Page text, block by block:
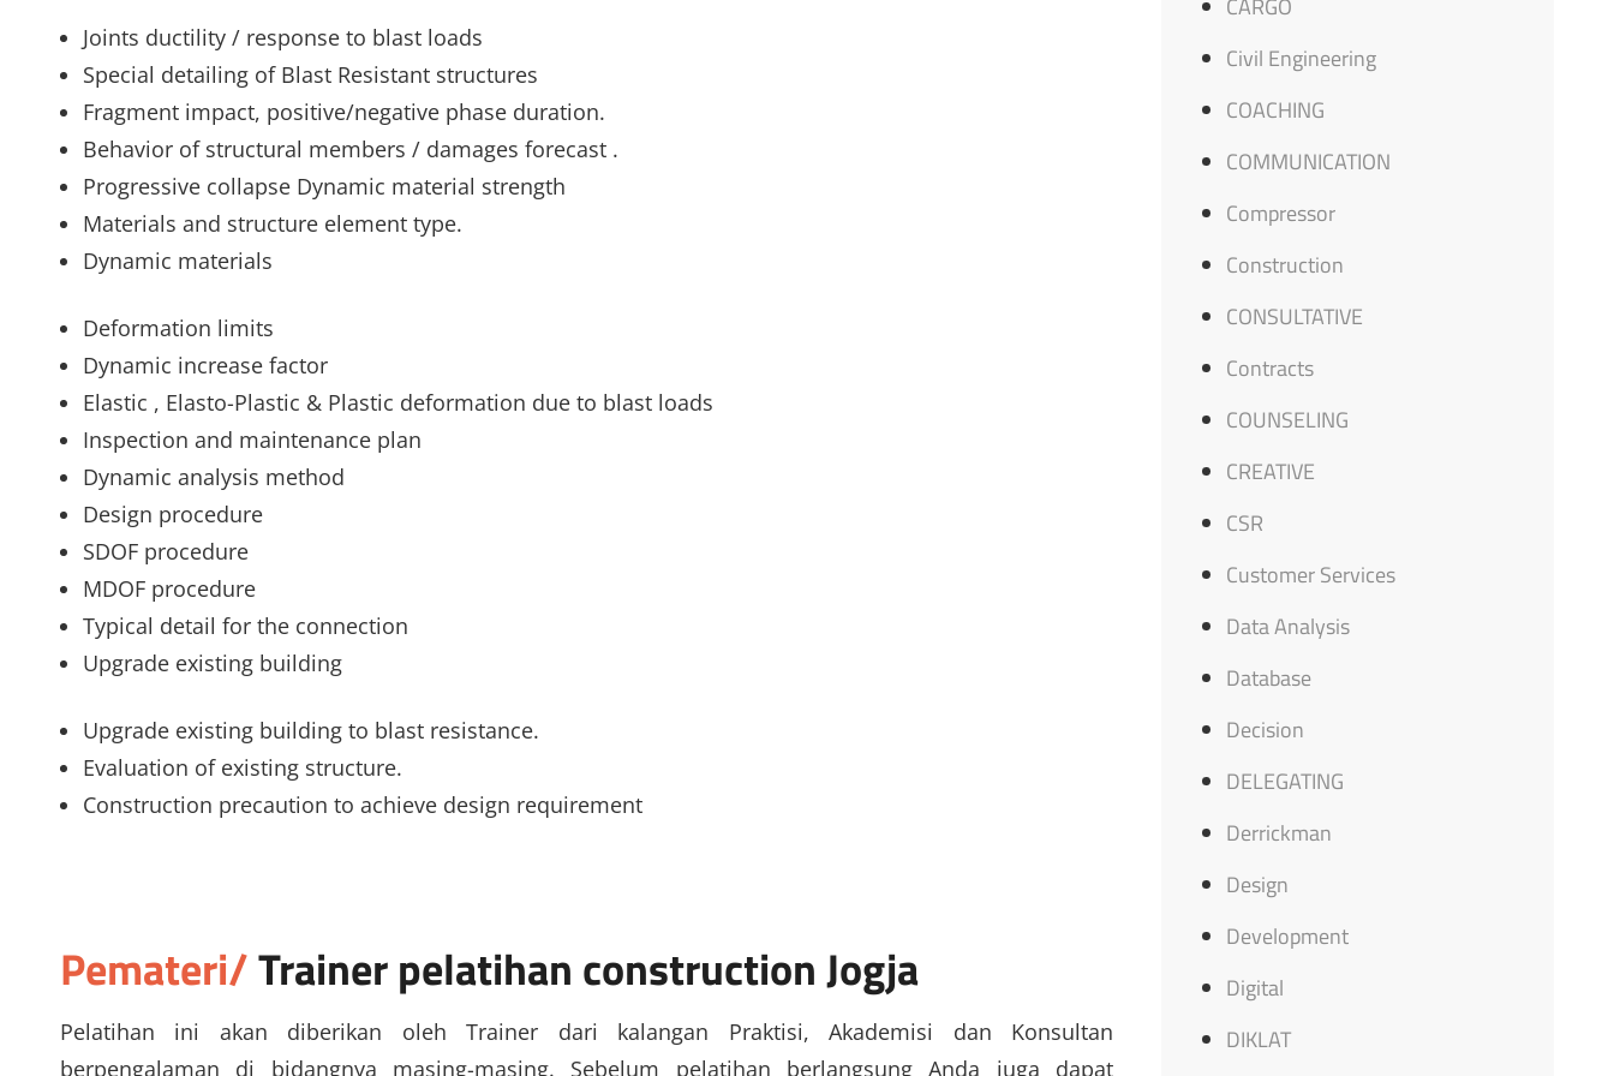
Joints ductility / response to blast loads
Special detailing of Blast Resistant structures
Fragment impact, positive/negative phase duration.
Behavior of structural members / damages forecast .
Progressive collapse Dynamic material strength
Materials and structure element type.
Dynamic materials
Deformation limits
Dynamic increase factor
Elastic , Elasto-Plastic & Plastic deformation due to blast loads
Inspection and maintenance plan
Dynamic analysis method
Design procedure
SDOF procedure
MDOF procedure
Typical detail for the connection
Upgrade existing building
Upgrade existing building to blast resistance.
Evaluation of existing structure.
Construction precaution to achieve design requirement
Pemateri/Trainerpelatihan construction Jogja
Pelatihan ini akan diberikan oleh Trainer dari kalangan Praktisi, Akademisi dan Konsultan
berpengalaman di bidangnya masing-masing. Sebelum pelatihan berlangsung Anda juga dapat
CARGO
Civil Engineering
COACHING
COMMUNICATION
Compressor
Construction
CONSULTATIVE
Contracts
COUNSELING
CREATIVE
CSR
Customer Services
Data Analysis
Database
Decision
DELEGATING
Derrickman
Design
Development
Digital
DIKLAT